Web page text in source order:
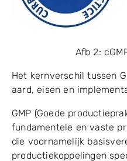
Afb 2:
Het kernverschil tussen
aard, eisen en
GMP (Goede
fundamentele en vaste
die voornamelijk
productiekoppelingen